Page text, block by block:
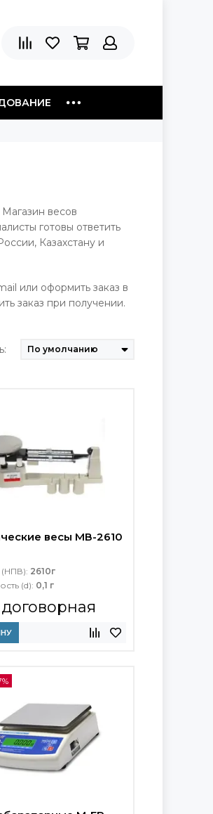
весов
готовы ответить
Казахстану и
или оформить заказ в
заказ при получении.
весы МВ-2610
(НПВ): 2610г
(d): 0,1 г